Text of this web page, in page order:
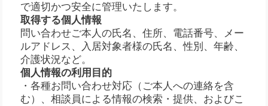
で適切かつ安全に管理いたします。
取得する個人情報
問い合わせご本人の氏名、住所、電話番号、メー
ルアドレス、入居対象者様の氏名、性別、年齢、
介護状況など。
個人情報の利用目的
・各種お問い合わせ対応（ご本人への連絡を含
む）、相談員による情報の検索・提供、およびこ